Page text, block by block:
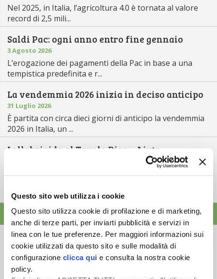
Questo sito web utilizza i cookie
Questo sito utilizza cookie di profilazione e di marketing,
anche di terze parti, per inviarti pubblicità e servizi in
linea con le tue preferenze. Per maggiori informazioni sui
cookie utilizzati da questo sito e sulle modalità di
configurazione clicca qui e consulta la nostra cookie
policy.
Nel 2025, in Italia, l’agricoltura 4.0 è tornata al valore
record di 2,5 mili...
Saldi Pac: ogni anno entro fine gennaio
3 Agosto 2026
L’erogazione dei pagamenti della Pac in base a una
tempistica predefinita e r...
La vendemmia 2026 inizia in deciso anticipo
31 Luglio 2026
È partita con circa dieci giorni di anticipo la vendemmia
2026 in Italia, un ...
Lollobrigida al Tavolo Riso: «Aiuto
accoppiato, innovazione e contratti di fi...
dell’Agricoltura il Tavolo Riso...
ALTRE NEWS